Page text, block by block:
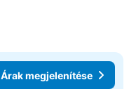
Árak megjelenítése